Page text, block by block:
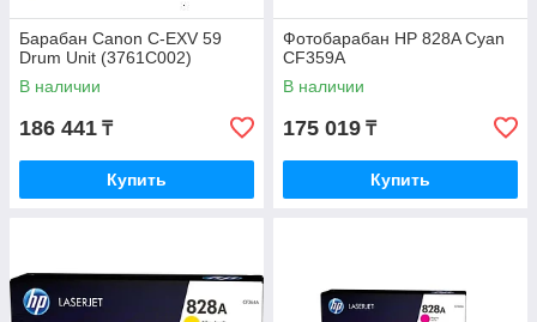
Барабан Canon C-EXV 59
Drum Unit (3761C002)
В наличии
186 441 ₸
Купить
Фотобарабан HP 828A Cyan
CF359A
В наличии
175 019 ₸
Купить